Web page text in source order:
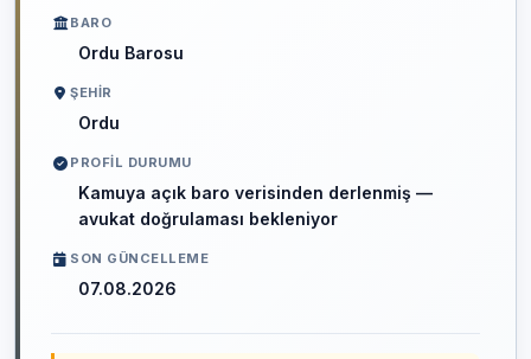
BARO
Ordu Barosu
ŞEHIR
Ordu
PROFIL DURUMU
Kamuya açık baro verisinden derlenmiş —
avukat doğrulaması bekleniyor
SON GÜNCELLEME
07.08.2026